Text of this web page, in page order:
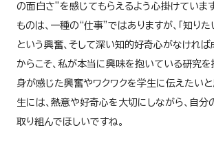
の面白さ”を感じてもらえるよう心掛けてい
ものは、一種の“仕事”ではありますが、「知りた
という興奮、そして深い知的好奇心がなければ
からこそ、私が本当に興味を抱いている研究を
身が感じた興奮やワクワクを学生に伝えたいと
生には、熱意や好奇心を大切にしながら、自分
取り組んでほしいですね。